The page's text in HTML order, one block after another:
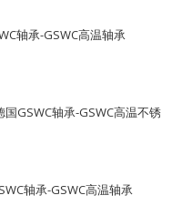
轴承-GSWC高温轴承
国GSWC轴承-GSWC高温不锈
轴承-GSWC高温轴承